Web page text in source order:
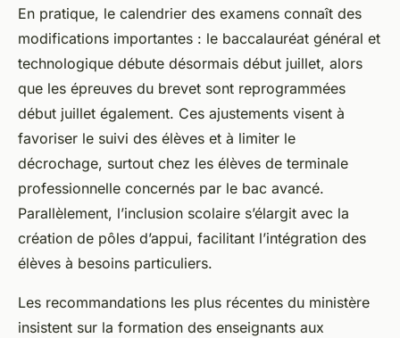
En pratique, le calendrier des examens connaît des
modifications importantes : le baccalauréat général et
technologique débute désormais début juillet, alors
que les épreuves du brevet sont reprogrammées
début juillet également. Ces ajustements visent à
favoriser le suivi des élèves et à limiter le
décrochage, surtout chez les élèves de terminale
professionnelle concernés par le bac avancé.
Parallèlement, l’inclusion scolaire s’élargit avec la
création de pôles d’appui, facilitant l’intégration des
élèves à besoins particuliers.
Les recommandations les plus récentes du ministère
insistent sur la formation des enseignants aux